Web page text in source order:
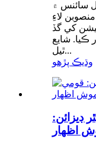
سائنس ۾
منصوبن لاءِ
کي گڏ
ڪيا. شايع
ٿيل...
وڌيڪ پڙهو
ڊيزائن:
اظهار